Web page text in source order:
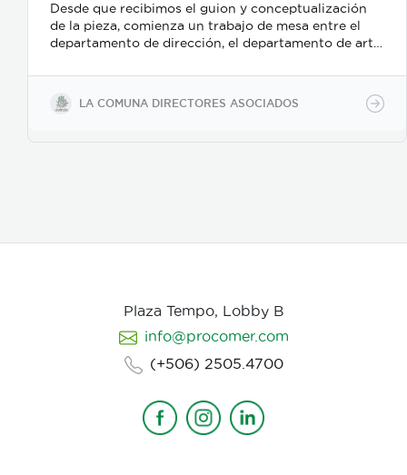
Desde que recibimos el guion y conceptualización
de la pieza, comienza un trabajo de mesa entre el
departamento de dirección, el departamento de arte,
buscamos reforzar la historia, nos centramos
fuertemente en la selección de casting, en el tono
para los actores con instrucciones claras, paletas de
LA COMUNA DIRECTORES ASOCIADOS
Plaza Tempo, Lobby B
info@procomer.com
(+506) 2505.4700